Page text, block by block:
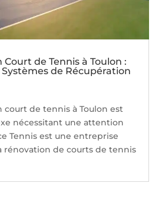
Court de Tennis à Toulon :
de Récupération
court de tennis à Toulon est
nécessitant une attention
Tennis est une entreprise
rénovation de courts de tennis